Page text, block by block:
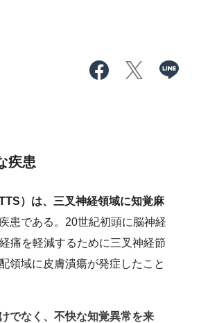
疾患
）は、三叉神経領域に知覚麻
患である。20世紀初頭に脳神経
痛を軽減するために三叉神経節
領域に皮膚潰瘍が発症したこと
でなく、不快な知覚異常を来